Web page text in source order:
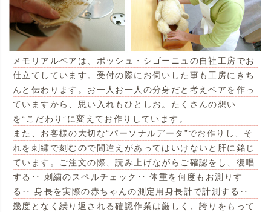
メモリアルベアは、ポッシュ・シゴーニュの自社工房でお
仕立てしています。受付の際にお伺いした事も工房にきち
んと伝わります。お一人お一人の分身だと考えベアを作っ
ていますから、思い入れもひとしお。たくさんの想い
を“こだわり”に変えてお作りしています。
また、お客様の大切な“パーソナルデータ”でお作りし、そ
れを刺繍で刻むので間違えがあってはいけないと肝に銘じ
ています。ご注文の際、読み上げながらご確認をし、復唱
する‥ 刺繍のスペルチェック‥ 体重を何度もお測りす
る‥ 身長を実際の赤ちゃんの測定用身長計で計測する‥
幾度となく繰り返される確認作業は厳しく、誇りをもって